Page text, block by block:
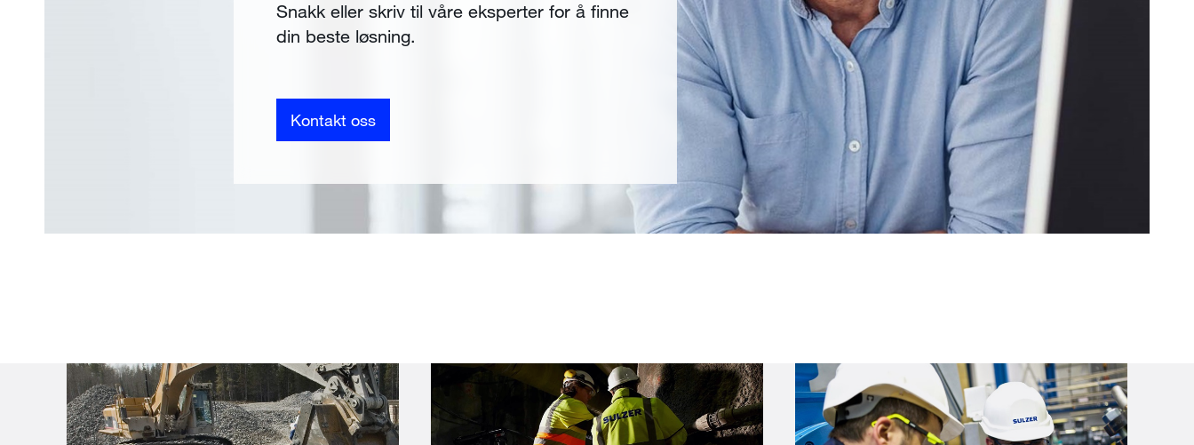
Snakk eller skriv til våre eksperter for å finne
din beste løsning.
Kontakt oss